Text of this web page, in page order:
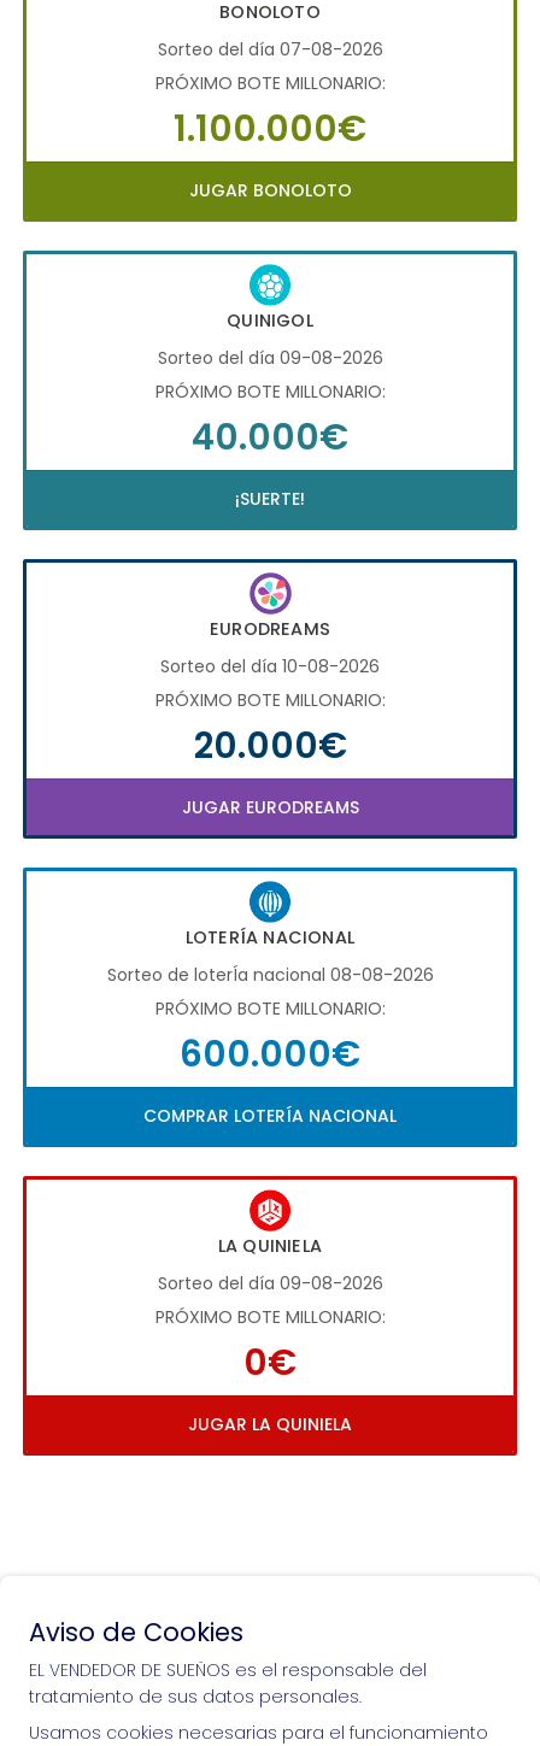
BONOLOTO
Sorteo del día 07-08-2026
PRÓXIMO BOTE MILLONARIO:
1.100.000€
JUGAR BONOLOTO
QUINIGOL
Sorteo del día 09-08-2026
PRÓXIMO BOTE MILLONARIO:
40.000€
¡SUERTE!
EURODREAMS
Sorteo del día 10-08-2026
PRÓXIMO BOTE MILLONARIO:
20.000€
JUGAR EURODREAMS
LOTERÍA NACIONAL
Sorteo de loterÍa nacional 08-08-2026
PRÓXIMO BOTE MILLONARIO:
600.000€
COMPRAR LOTERÍA NACIONAL
LA QUINIELA
Sorteo del día 09-08-2026
PRÓXIMO BOTE MILLONARIO:
0€
JUGAR LA QUINIELA
Si puedes soñarlo, puedes hacerlo, ¡mucha
suerte!
Aviso de Cookies
EL VENDEDOR DE SUEÑOS es el responsable del
tratamiento de sus datos personales.
Usamos cookies necesarias para el funcionamiento